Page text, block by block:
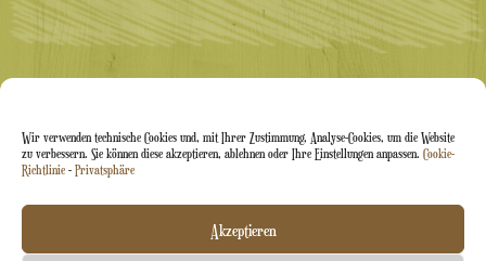
Wir verwenden technische Cookies und, mit Ihrer Zustimmung, Analyse-Cookies, um die Website
zu verbessern. Sie können diese akzeptieren, ablehnen oder Ihre Einstellungen anpassen. Cookie-
Richtlinie - Privatsphäre
Akzeptieren
Arti&Inventive ® 2005–2026 | USt-IdNr. 05070120877 |